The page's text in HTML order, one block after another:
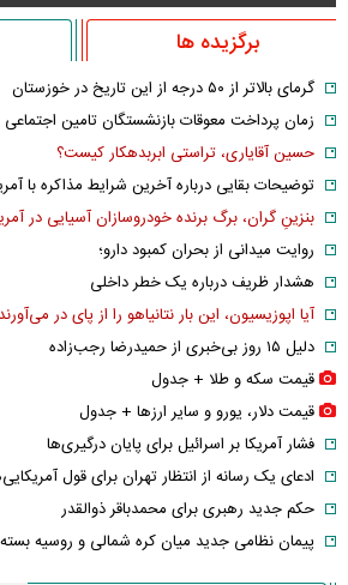
برگزیده ها
گرمای بالاتر از ۵۰ درجه از این تاریخ در خوزستان
زمان پرداخت معوقات بازنشستگان تامین اجتماعی
حسین آقایاری، تراستی ابربدهکار کیست؟
توضیحات بقایی درباره آخرین شرایط مذاکره با
بنزینِ گران، برگ برنده خودروسازان آسیایی در
روایت میدانی از بحران کمبود دارو؛
هشدار ظریف درباره یک خطر داخلی
آیا اپوزیسیون، این بار نتانیاهو را از پای در
دلیل ۱۵ روز بی‌خبری از حمیدرضا رجب‌زاده
قیمت سکه و طلا + جدول
قیمت دلار، یورو و سایر ارز‌ها + جدول
فشار آمریکا بر اسرائیل برای پایان درگیری‌ها
ادعای یک رسانه از انتظار تهران برای قول
حکم جدید رهبری برای محمدباقر ذوالقدر
پیمان نظامی جدید میان کره شمالی و روسیه